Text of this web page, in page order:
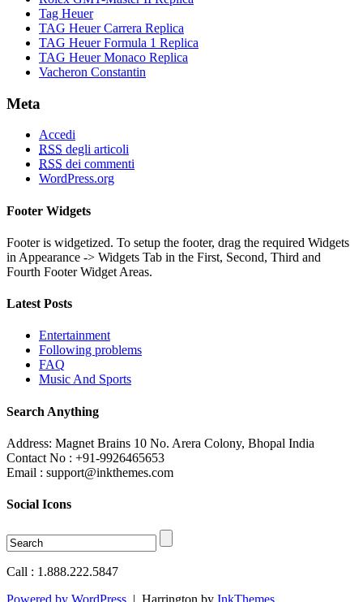
Tag Heuer
TAG Heuer Carrera Replica
TAG Heuer Formula 1 Replica
TAG Heuer Monaco Replica
Vacheron Constantin
Meta
Accedi
RSS degli articoli
RSS dei commenti
WordPress.org
Footer Widgets
Footer is widgetized. To setup the footer, drag the required Widgets
in Appearance -> Widgets Tab in the First, Second, Third and
Fourth Footer Widget Areas.
Latest Posts
Entertainment
Following problems
FAQ
Music And Sports
Search Anything
Address: Magnet Brains 10 No. Arera Colony, Bhopal India
Contact No : +91-9926465653
Email : support@inkthemes.com
Social Icons
Call : 1.888.222.5847
Powered by WordPress | Harrington by InkThemes